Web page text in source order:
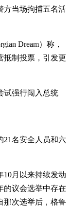
方当场拘捕五名活
Dream）称，
抵制投票，引发更
试强行闯入总统
21名安全人员和六
10月以来持续发动
的议会选举中存在
那次选举后，格鲁